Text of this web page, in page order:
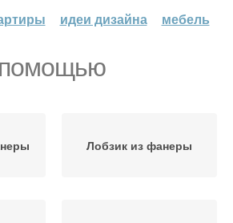
идеи дизайна мебель
Лобзик из фанеры